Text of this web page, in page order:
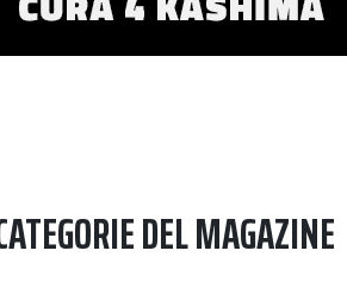
DEL MAGAZINE